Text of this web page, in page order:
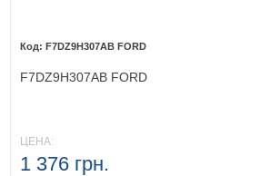
F7DZ9H307AB FORD
F7DZ9H307AB FORD
ЦЕНА:
1 376 грн.